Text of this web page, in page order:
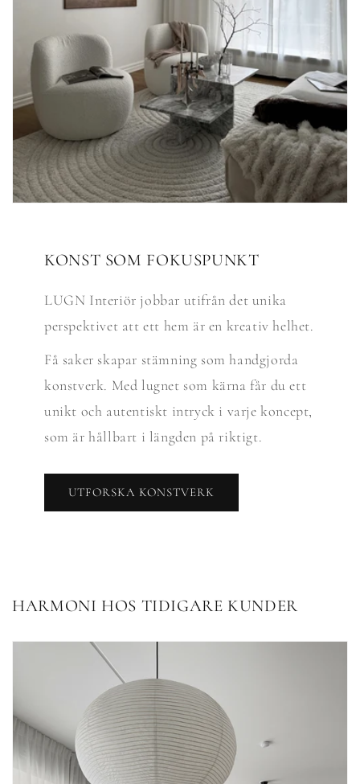
KONST SOM FOKUSPUNKT
LUGN Interiör jobbar utifrån det unika
perspektivet att ett hem är en kreativ helhet.
Få saker skapar stämning som handgjorda
konstverk. Med lugnet som kärna får du ett
unikt och autentiskt intryck i varje koncept,
som är hållbart i längden på riktigt.
UTFORSKA KONSTVERK
HARMONI HOS TIDIGARE KUNDER